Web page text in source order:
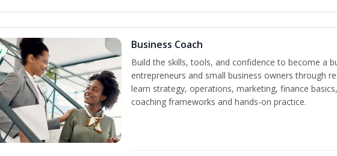
Business Coach
Build the skills, tools, and confidence to become a
entrepreneurs and small business owners through
learn strategy, operations, marketing, finance
coaching frameworks and hands-on practice.